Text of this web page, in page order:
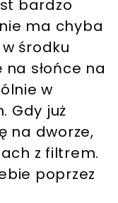
bardzo
ma chyba
środku
słońce na
w
Gdy już
na dworze,
z filtrem.
poprzez